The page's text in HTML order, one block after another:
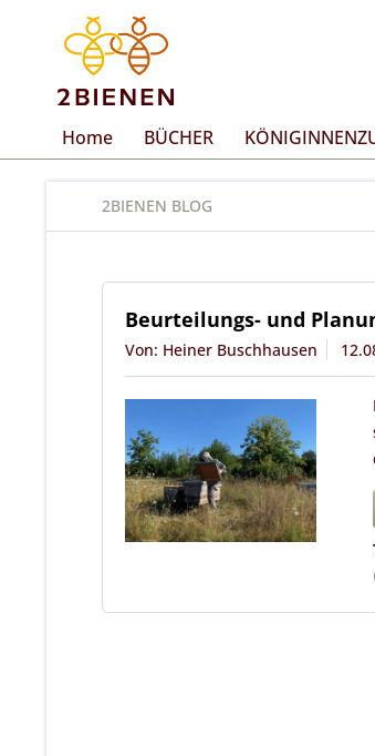
Home BÜCHER
2BIENEN BLOG
Beurteilungs- und
Von: Heiner Buschhausen